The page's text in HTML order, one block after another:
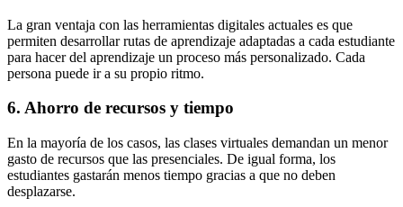
La gran ventaja con las herramientas digitales actuales es que
permiten desarrollar rutas de aprendizaje adaptadas a cada estudiante
para hacer del aprendizaje un proceso más personalizado. Cada
persona puede ir a su propio ritmo.
6. Ahorro de recursos y tiempo
En la mayoría de los casos, las clases virtuales demandan un menor
gasto de recursos que las presenciales. De igual forma, los
estudiantes gastarán menos tiempo gracias a que no deben
desplazarse.